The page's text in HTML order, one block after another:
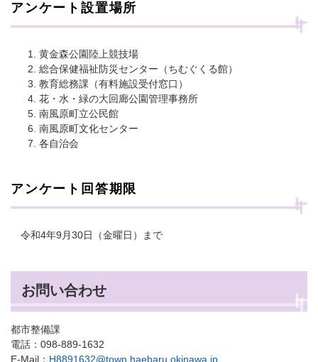
アンケート設置場所
黄金森公園陸上競技場
総合保健福祉防災センター（ちむぐくる館）
教育総務課（有料施設受付窓口）
花・水・緑の大回廊公園管理事務所
南風原町立公民館
南風原町文化センター
各自治会
アンケート回答期限
令和4年9月30日（金曜日）まで
お問い合わせ
都市整備課
電話：098-889-1632
E-Mail： H8891632@town.haebaru.okinawa.jp